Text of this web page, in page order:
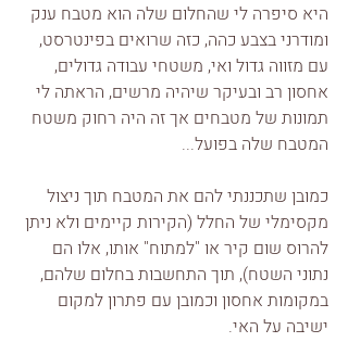
היא סיפרה לי שהחלום שלה הוא מטבח ענק
ומודרני בצבע כהה, כזה שרואים בפינטרסט,
עם מזווה גדול ואי, משטחי עבודה גדולים,
אחסון רב ובעיקר שיהיה מרשים, הראתה לי
תמונות של מטבחים אך זה היה רחוק משטח
המטבח שלה בפועל...
כמובן שתכננתי להם את המטבח תוך ניצול
מקסימלי של החלל (הקירות קיימים ולא ניתן
להרוס שום קיר או "למתוח" אותו, אלו הם
נתוני השטח), תוך התחשבות בחלום שלהם,
במקומות אחסון וכמובן עם פתרון למקום
ישיבה על האי.